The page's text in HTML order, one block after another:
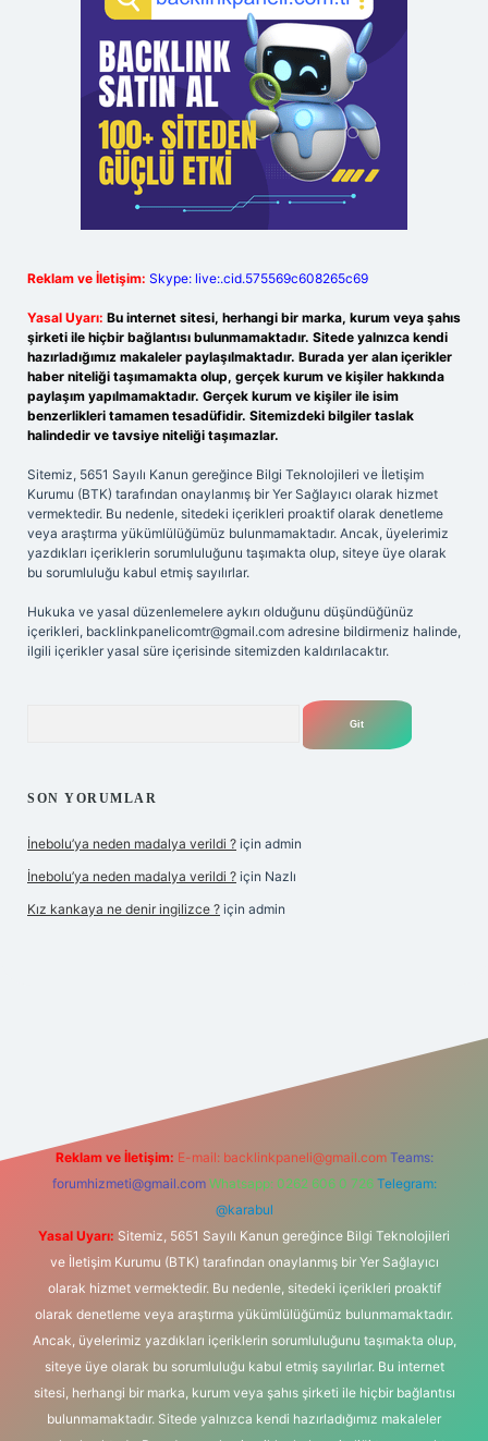
Reklam ve İletişim: Skype: live:.cid.575569c608265c69
Yasal Uyarı: Bu internet sitesi, herhangi bir marka, kurum veya şahıs
şirketi ile hiçbir bağlantısı bulunmamaktadır. Sitede yalnızca kendi
hazırladığımız makaleler paylaşılmaktadır. Burada yer alan içerikler
haber niteliği taşımamakta olup, gerçek kurum ve kişiler hakkında
paylaşım yapılmamaktadır. Gerçek kurum ve kişiler ile isim
benzerlikleri tamamen tesadüfidir. Sitemizdeki bilgiler taslak
halindedir ve tavsiye niteliği taşımazlar.
Sitemiz, 5651 Sayılı Kanun gereğince Bilgi Teknolojileri ve İletişim
Kurumu (BTK) tarafından onaylanmış bir Yer Sağlayıcı olarak hizmet
vermektedir. Bu nedenle, sitedeki içerikleri proaktif olarak denetleme
veya araştırma yükümlülüğümüz bulunmamaktadır. Ancak, üyelerimiz
yazdıkları içeriklerin sorumluluğunu taşımakta olup, siteye üye olarak
bu sorumluluğu kabul etmiş sayılırlar.
Hukuka ve yasal düzenlemelere aykırı olduğunu düşündüğünüz
içerikleri, backlinkpanelicomtr@gmail.com adresine bildirmeniz halinde,
ilgili içerikler yasal süre içerisinde sitemizden kaldırılacaktır.
SON YORUMLAR
İnebolu’ya neden madalya verildi ? için admin
İnebolu’ya neden madalya verildi ? için Nazlı
Kız kankaya ne denir ingilizce ? için admin
Reklam ve İletişim: E-mail: backlinkpaneli@gmail.com Teams:
forumhizmeti@gmail.com Whatsapp: 0262 606 0 726 Telegram:
@karabul
Yasal Uyarı: Sitemiz, 5651 Sayılı Kanun gereğince Bilgi Teknolojileri
ve İletişim Kurumu (BTK) tarafından onaylanmış bir Yer Sağlayıcı
olarak hizmet vermektedir. Bu nedenle, sitedeki içerikleri proaktif
olarak denetleme veya araştırma yükümlülüğümüz bulunmamaktadır.
Ancak, üyelerimiz yazdıkları içeriklerin sorumluluğunu taşımakta olup,
siteye üye olarak bu sorumluluğu kabul etmiş sayılırlar. Bu internet
sitesi, herhangi bir marka, kurum veya şahıs şirketi ile hiçbir bağlantısı
bulunmamaktadır. Sitede yalnızca kendi hazırladığımız makaleler